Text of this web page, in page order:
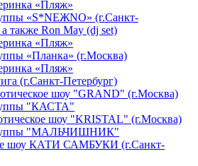
«Пляж»
«S*NEЖNO» (г.Санкт-
также Ron May (dj set)
«Пляж»
«Планка» (г.Москва)
«Пляж»
(г.Санкт-Петербург)
шоу "GRAND" (г.Москва)
"КАСТА"
шоу "KRISTAL" (г.Москва)
"МАЛЬЧИШНИК"
шоу КАТИ САМБУКИ (г.Санкт-